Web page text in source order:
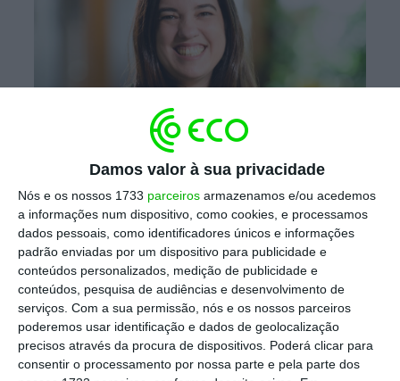
Damos valor à sua privacidade
Nós e os nossos 1733 parceiros armazenamos e/ou acedemos
a informações num dispositivo, como cookies, e processamos
dados pessoais, como identificadores únicos e informações
padrão enviadas por um dispositivo para publicidade e
conteúdos personalizados, medição de publicidade e
conteúdos, pesquisa de audiências e desenvolvimento de
serviços. Com a sua permissão, nós e os nossos parceiros
poderemos usar identificação e dados de geolocalização
precisos através da procura de dispositivos. Poderá clicar para
consentir o processamento por nossa parte e pela parte dos
Rita Távora, Country Talent Development Manager Ikea
As mais de duas centenas de vagas são,
sobretudo, para as cinco lojas da cadeia
sueca – Loulé, Loures, Alfragide, Braga e
Matosinhos –, mas também há ofertas para o
centro de apoio ao cliente e para o escritório
nacional.